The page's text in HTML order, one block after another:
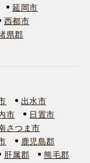
延岡市
西都市
県郡
出水市
市
日置市
さつま市
鹿児島郡
肝属郡
熊毛郡